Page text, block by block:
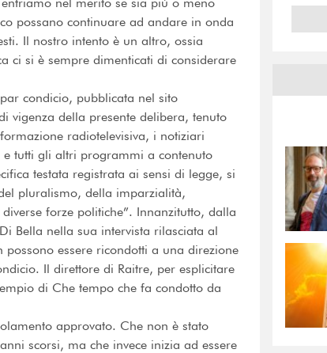
possano continuare ad andare in onda
Il nostro intento è un altro, ossia
ci si è sempre dimenticati di considerare
condicio, pubblicata nel sito
vigenza della presente delibera, tenuto
radiotelevisiva, i notiziari
tutti gli altri programmi a contenuto
testata registrata ai sensi di legge, si
pluralismo, della imparzialità,
forze politiche”. Innanzitutto, dalla
Bella nella sua intervista rilasciata al
essere ricondotti a una direzione
Il direttore di Raitre, per esplicitare
di Che tempo che fa condotto da
approvato. Che non è stato
scorsi, ma che invece inizia ad essere